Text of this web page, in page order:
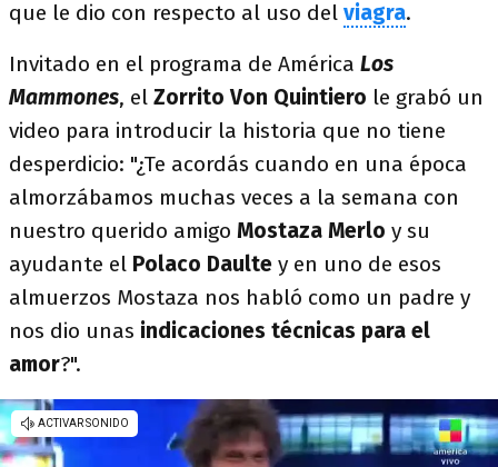
que le dio con respecto al uso del viagra.
Invitado en el programa de América Los
Mammones, el Zorrito Von Quintiero le grabó un
video para introducir la historia que no tiene
desperdicio: "¿Te acordás cuando en una época
almorzábamos muchas veces a la semana con
nuestro querido amigo Mostaza Merlo y su
ayudante el Polaco Daulte y en uno de esos
almuerzos Mostaza nos habló como un padre y
nos dio unas indicaciones técnicas para el
amor?".